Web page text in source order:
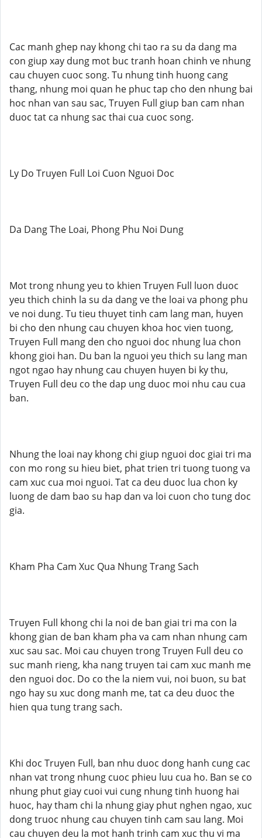
Cac manh ghep nay khong chi tao ra su da dang ma
con giup xay dung mot buc tranh hoan chinh ve nhung
cau chuyen cuoc song. Tu nhung tinh huong cang
thang, nhung moi quan he phuc tap cho den nhung bai
hoc nhan van sau sac, Truyen Full giup ban cam nhan
duoc tat ca nhung sac thai cua cuoc song.
Ly Do Truyen Full Loi Cuon Nguoi Doc
Da Dang The Loai, Phong Phu Noi Dung
Mot trong nhung yeu to khien Truyen Full luon duoc
yeu thich chinh la su da dang ve the loai va phong phu
ve noi dung. Tu tieu thuyet tinh cam lang man, huyen
bi cho den nhung cau chuyen khoa hoc vien tuong,
Truyen Full mang den cho nguoi doc nhung lua chon
khong gioi han. Du ban la nguoi yeu thich su lang man
ngot ngao hay nhung cau chuyen huyen bi ky thu,
Truyen Full deu co the dap ung duoc moi nhu cau cua
ban.
Nhung the loai nay khong chi giup nguoi doc giai tri ma
con mo rong su hieu biet, phat trien tri tuong tuong va
cam xuc cua moi nguoi. Tat ca deu duoc lua chon ky
luong de dam bao su hap dan va loi cuon cho tung doc
gia.
Kham Pha Cam Xuc Qua Nhung Trang Sach
Truyen Full khong chi la noi de ban giai tri ma con la
khong gian de ban kham pha va cam nhan nhung cam
xuc sau sac. Moi cau chuyen trong Truyen Full deu co
suc manh rieng, kha nang truyen tai cam xuc manh me
den nguoi doc. Do co the la niem vui, noi buon, su bat
ngo hay su xuc dong manh me, tat ca deu duoc the
hien qua tung trang sach.
Khi doc Truyen Full, ban nhu duoc dong hanh cung cac
nhan vat trong nhung cuoc phieu luu cua ho. Ban se co
nhung phut giay cuoi vui cung nhung tinh huong hai
huoc, hay tham chi la nhung giay phut nghen ngao, xuc
dong truoc nhung cau chuyen tinh cam sau lang. Moi
cau chuyen deu la mot hanh trinh cam xuc thu vi ma